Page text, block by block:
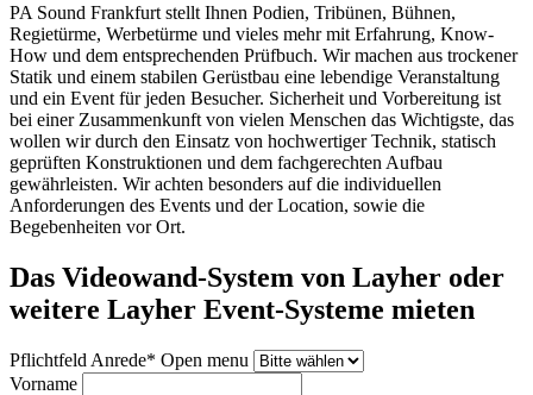
PA Sound Frankfurt stellt Ihnen Podien, Tribünen, Bühnen,
Regietürme, Werbetürme und vieles mehr mit Erfahrung, Know-
How und dem entsprechenden Prüfbuch. Wir machen aus trockener
Statik und einem stabilen Gerüstbau eine lebendige Veranstaltung
und ein Event für jeden Besucher. Sicherheit und Vorbereitung ist
bei einer Zusammenkunft von vielen Menschen das Wichtigste, das
wollen wir durch den Einsatz von hochwertiger Technik, statisch
geprüften Konstruktionen und dem fachgerechten Aufbau
gewährleisten. Wir achten besonders auf die individuellen
Anforderungen des Events und der Location, sowie die
Begebenheiten vor Ort.
Das Videowand-System von Layher oder
weitere Layher Event-Systeme mieten
Pflichtfeld Anrede* Open menu
Vorname